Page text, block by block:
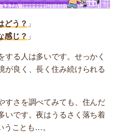
どう？ 」
感じ？ 」
する人は多いです。せっかく
が良く、長く住み続けられる
すさを調べてみても、住んだ
いです。夜はうるさく落ち着
うことも…。